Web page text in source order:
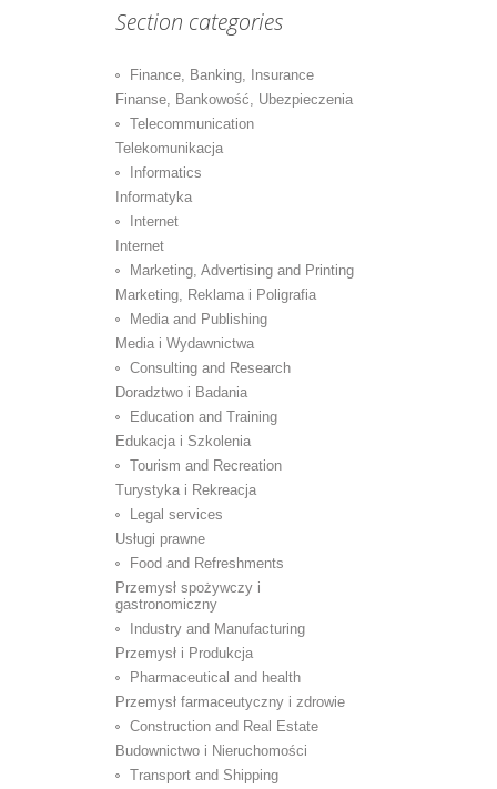
Section categories
Finance, Banking, Insurance
Finanse, Bankowość, Ubezpieczenia
Telecommunication
Telekomunikacja
Informatics
Informatyka
Internet
Internet
Marketing, Advertising and Printing
Marketing, Reklama i Poligrafia
Media and Publishing
Media i Wydawnictwa
Consulting and Research
Doradztwo i Badania
Education and Training
Edukacja i Szkolenia
Tourism and Recreation
Turystyka i Rekreacja
Legal services
Usługi prawne
Food and Refreshments
Przemysł spożywczy i
gastronomiczny
Industry and Manufacturing
Przemysł i Produkcja
Pharmaceutical and health
Przemysł farmaceutyczny i zdrowie
Construction and Real Estate
Budownictwo i Nieruchomości
Transport and Shipping